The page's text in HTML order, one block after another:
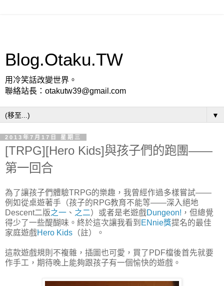
Blog.Otaku.TW
用冷笑話改變世界。
聯絡站長：otakutw39@gmail.com
▼
2013年7月17日 星期三
[TRPG][Hero Kids]與孩子們的跑團——
第一回合
為了讓孩子們體驗TRPG的樂趣，我曾經作過多樣嘗試——
例如從桌遊著手（孩子的RPG教育不能等——深入絕地
Descent二版之一 、 之二）或者是老遊戲Dungeon! ，但總覺
得少了一些醍醐味。終於這次讓我看到 ENnie獎提名的最佳
家庭遊戲Hero Kids （註）。
這款遊戲規則不複雜，插圖也可愛，買了PDF檔後首先就要
作手工，期待晚上能夠跟孩子有一個愉快的遊戲。